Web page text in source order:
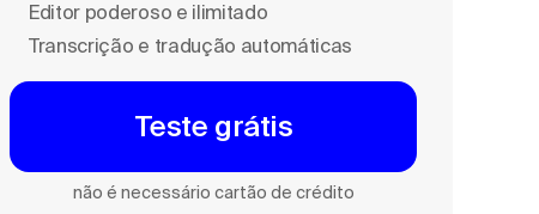
Editor poderoso e ilimitado
Transcrição e tradução automáticas
Teste grátis
não é necessário cartão de crédito